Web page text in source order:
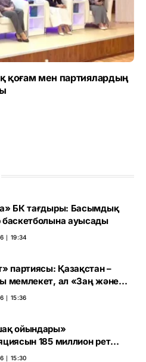
қоғам мен партиялардың
БК тағдыры: Басымдық
ауысады
∣ 19:34
партиясы: Қазақстан –
мемлекет, ал «Заң және
қағидаты баршаға міндетті
∣ 15:36
ойындары»
185 миллион рет
∣ 15:30